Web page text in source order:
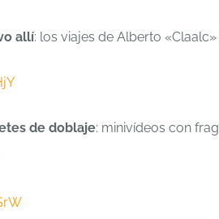
allí: los viajes de Alberto
de doblaje: minivídeos con